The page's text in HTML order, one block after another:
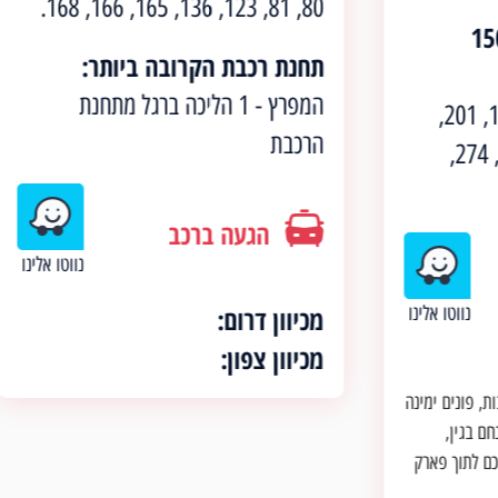
4, 80, 164, 165, 166, 174, 201,
203, 204, 205, 222, 273, 274,
נווטו אלינו
פונים ימינה
פארק
תחנת רכבת הקרובה ביותר:
המפרץ - 1 הליכה ברגל מתחנת
הרכבת
הגעה ברכב
נווטו אלינו
מכיוון דרום:
מכיוון צפון: